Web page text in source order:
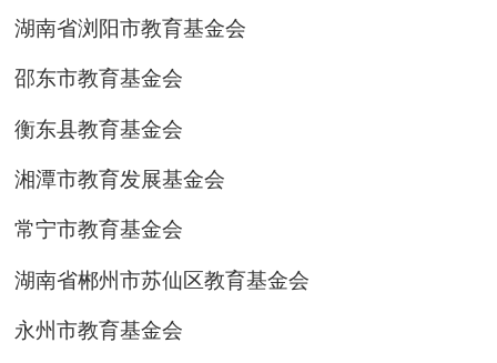
湖南省浏阳市教育基金会
邵东市教育基金会
衡东县教育基金会
湘潭市教育发展基金会
常宁市教育基金会
湖南省郴州市苏仙区教育基金会
永州市教育基金会